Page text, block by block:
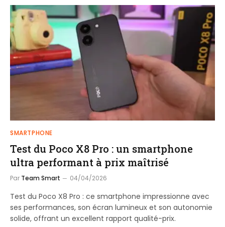
SMARTPHONE
Test du Poco X8 Pro : un smartphone
ultra performant à prix maîtrisé
Par Team Smart 04/04/2026
Test du Poco X8 Pro : ce smartphone impressionne avec
ses performances, son écran lumineux et son autonomie
solide, offrant un excellent rapport qualité-prix.